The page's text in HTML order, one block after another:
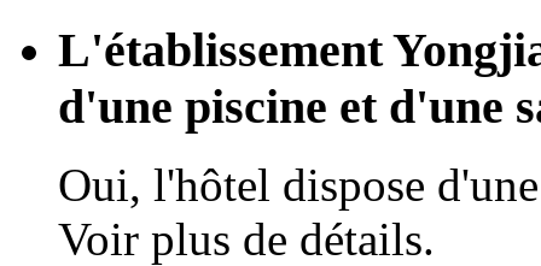
L'établissement
d'une piscine et d'une
Oui, l'hôtel dispose
Voir plus de détails.